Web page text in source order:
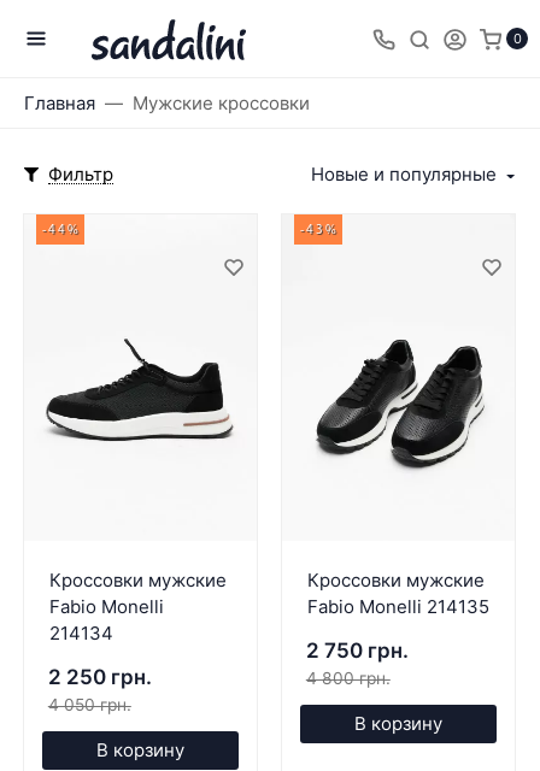
0
Главная Мужские кроссовки
Фильтр Новые и популярные
-44%
Кроссовки мужские
Fabio Monelli
214134
2 250 грн.
4 050 грн.
В корзину
-43%
Кроссовки мужские
Fabio Monelli 214135
2 750 грн.
4 800 грн.
В корзину